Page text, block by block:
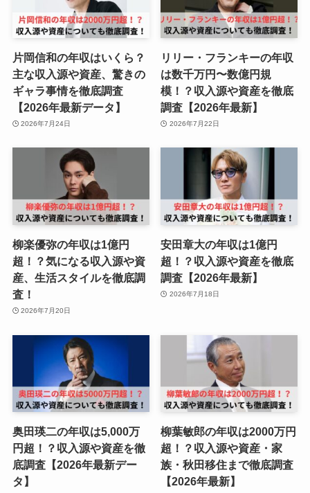
片岡信和の年収はいくら？
主な収入源や資産、驚きの
ギャラ事情を徹底調査
【2026年最新データ】
2026年7月24日
リリー・フランキーの年収
は数千万円〜数億円規
模！？収入源や資産を徹底
調査【2026年最新】
2026年7月22日
柳楽優弥の年収は1億円
超！？気になる収入源や資
産、生活スタイルを徹底調
査！
2026年7月20日
安田章大の年収は1億円
超！？収入源や資産を徹底
調査【2026年最新】
2026年7月18日
奥田瑛二の年収は5,000万
円超！？収入源や資産を徹
底調査【2026年最新デー
タ】
柳葉敏郎の年収は2000万円
超！？収入源や資産・家
族・秋田移住まで徹底調査
【2026年最新】